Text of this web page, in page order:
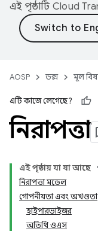
এই পৃষ্ঠাটি Cloud
AOSP ডক্স মূল
এটি কাজে লেগেছে?
নিরাপত্তা
এই পৃষ্ঠায় যা যা আছে
নিরাপত্তা মডেল
গোপনীয়তা এবং অখণ্ডতা
হাইপারভাইজর
অতিথি ওএস